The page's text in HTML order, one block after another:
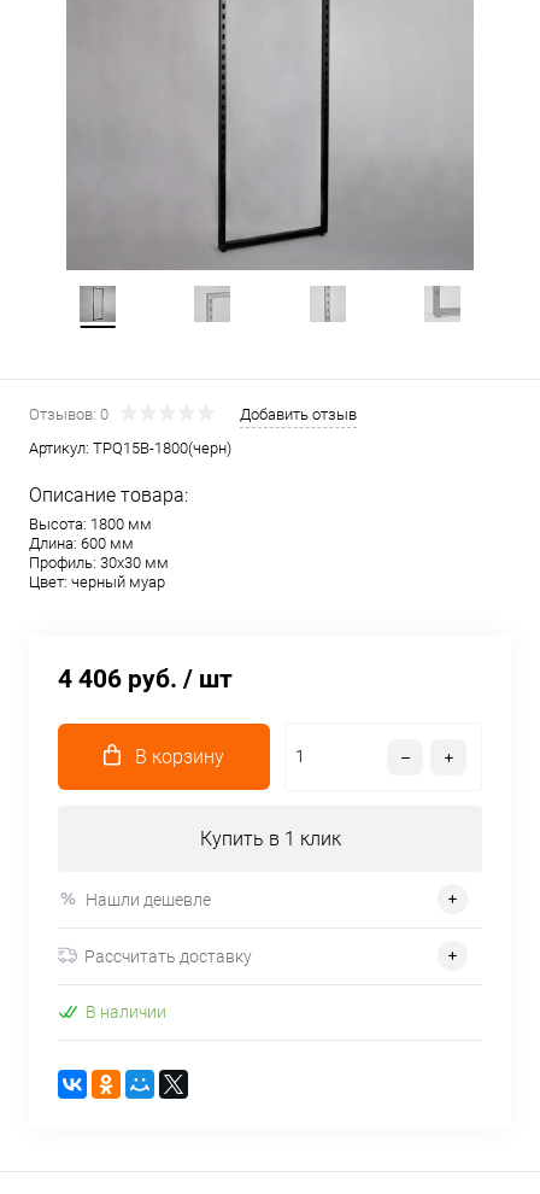
Отзывов: 0
Добавить отзыв
Артикул: TPQ15B-1800(черн)
Описание товара:
Высота: 1800 мм
Длина: 600 мм
Профиль: 30х30 мм
Цвет: черный муар
4 406 руб. / шт
В корзину
Купить в 1 клик
Нашли дешевле
Рассчитать доставку
В наличии